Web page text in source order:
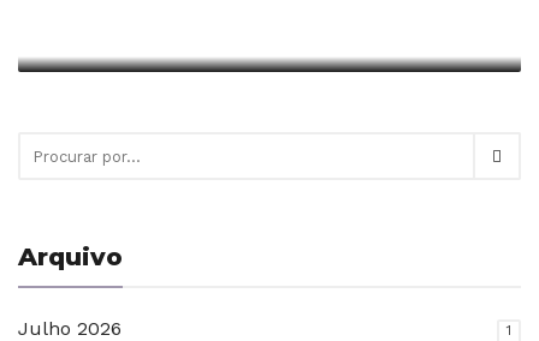
Arquivo
Julho 2026 1